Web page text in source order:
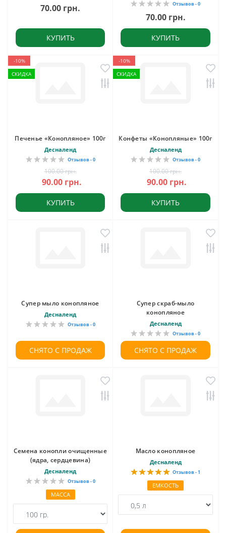
70.00 грн.
КУПИТЬ
Отзывов - 0
70.00 грн.
КУПИТЬ
-10%
СКИДКА
Печенье «Конопляное» 100г
Десналенд
Отзывов - 0
100.00 грн.
90.00 грн.
КУПИТЬ
-10%
СКИДКА
Конфеты «Конопляные» 100г
Десналенд
Отзывов - 0
100.00 грн.
90.00 грн.
КУПИТЬ
Супер мыло конопляное
Десналенд
Отзывов - 0
СНЯТО С ПРОДАЖ
Супер скраб-мыло
конопляное
Десналенд
Отзывов - 0
СНЯТО С ПРОДАЖ
Семена конопли очищенные
(ядра, сердцевина)
Десналенд
Отзывов - 0
МАССА
Масло конопляное
Десналенд
Отзывов - 1
ЕМКОСТЬ